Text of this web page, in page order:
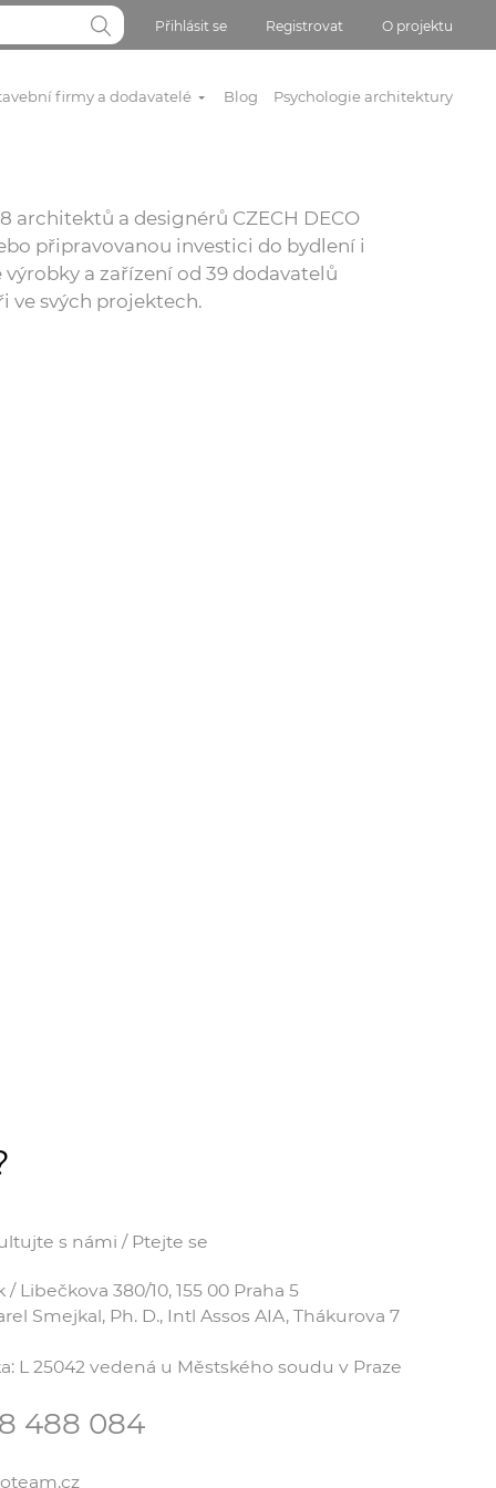
Přihlásit se Registrovat O projektu
firmy a dodavatelé Blog Psychologie architektury
architektů a designérů CZECH DECO
připravovanou investici do bydlení i
a zařízení od 39 dodavatelů
ve svých projektech.
s námi / Ptejte se
/ Libečkova 380/10, 155 00 Praha 5
Smejkal, Ph. D., Intl Assos AIA, Thákurova 7
L 25042 vedená u Městského soudu v Praze
488 084